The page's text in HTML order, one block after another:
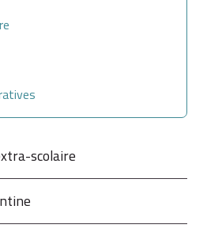
Charles-de-Gaulle
Orly
scolaire